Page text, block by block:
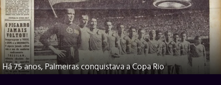
Há 75 anos, Palmeiras conquistava a Copa Rio